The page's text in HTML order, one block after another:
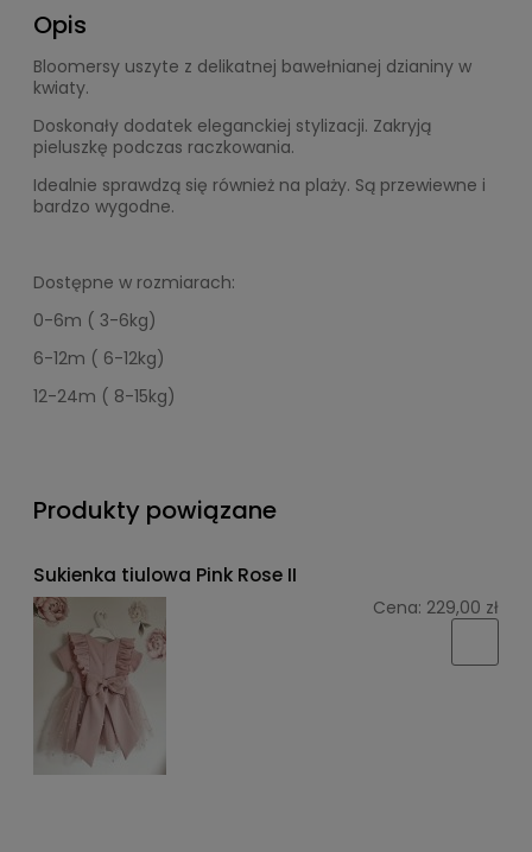
Opis
Bloomersy uszyte z delikatnej bawełnianej dzianiny w
kwiaty.
Doskonały dodatek eleganckiej stylizacji. Zakryją
pieluszkę podczas raczkowania.
Idealnie sprawdzą się również na plaży. Są przewiewne i
bardzo wygodne.
Dostępne w rozmiarach:
0-6m ( 3-6kg)
6-12m ( 6-12kg)
12-24m ( 8-15kg)
Produkty powiązane
Sukienka tiulowa Pink Rose II
Cena: 229,00 zł